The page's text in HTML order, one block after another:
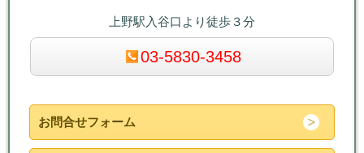
上野駅入谷口より徒歩３分
03-5830-3458
お問合せフォーム